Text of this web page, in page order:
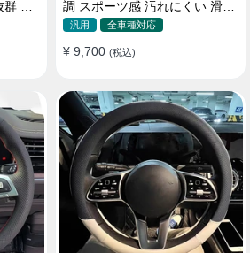
お
調 スポーツ感 汚れにくい 滑り
止め かっこいい 取り付け簡単
汎用 全車種対応
¥ 9,700 (税込)